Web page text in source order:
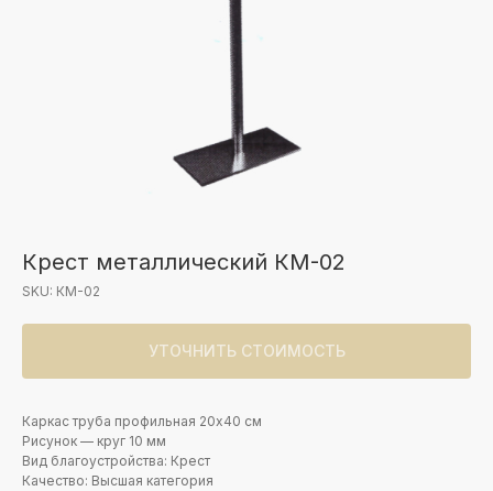
Крест металлический КМ-02
SKU: КМ-02
УТОЧНИТЬ СТОИМОСТЬ
Каркас труба профильная 20х40 см
Рисунок — круг 10 мм
Вид благоустройства: Крест
Качество: Высшая категория